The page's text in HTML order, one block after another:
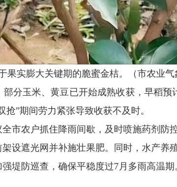
果实膨大关键期的脆蜜金桔。（市农业气
分玉米、黄豆已开始成熟收获，早稻
”期间劳力紧张导致收获不及时。
市农户抓住降雨间歇，及时喷施药剂防
设遮光网并补施壮果肥。同时，水产
堤防巡查，确保平稳度过7月多雨高温期